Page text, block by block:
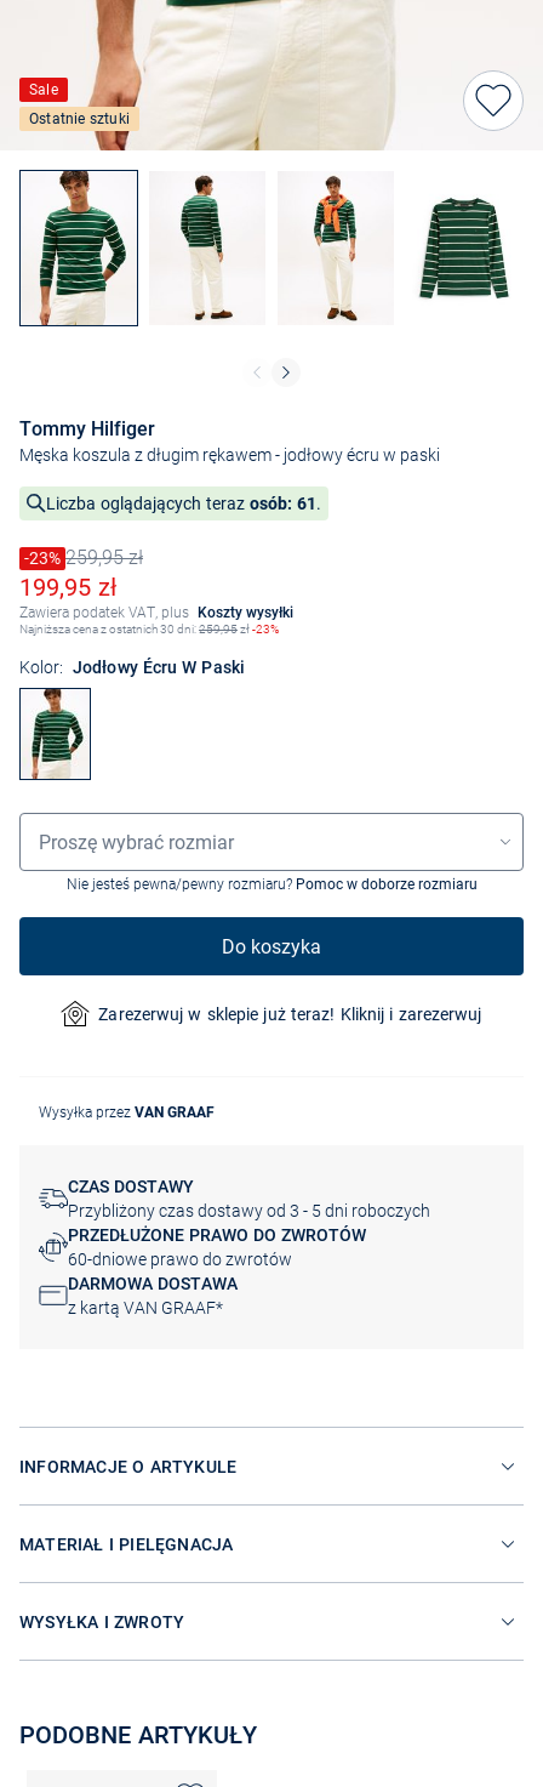
Sale
Ostatnie sztuki
Tommy Hilfiger
Męska koszula z długim rękawem- jodłowy écru w paski
Liczba oglądających teraz osób: 61.
Cena obniżona o
-23%
Stara cena259,95 zł
Obniżona cena
199,95 zł
Zawiera podatek VAT, plus Koszty wysyłki
Najniższa cena z ostatnich 30 dni:259,95zł-23%
Kolor: Jodłowy Écru W Paski
Wybór rozmiaru
Proszę wybrać rozmiar
Nie jesteś pewna/pewny rozmiaru? Pomoc w doborze rozmiaru
Do koszyka
Zarezerwuj w sklepie już teraz! Kliknij i zarezerwuj
Wysyłka przez VAN GRAAF
CZAS DOSTAWY
Przybliżony czas dostawy od 3 - 5 dni roboczych
PRZEDŁUŻONE PRAWO DO ZWROTÓW
60-dniowe prawo do zwrotów
DARMOWA DOSTAWA
z kartą VAN GRAAF*
INFORMACJE O ARTYKULE
MATERIAŁ I PIELĘGNACJA
WYSYŁKA I ZWROTY
PODOBNE ARTYKUŁY